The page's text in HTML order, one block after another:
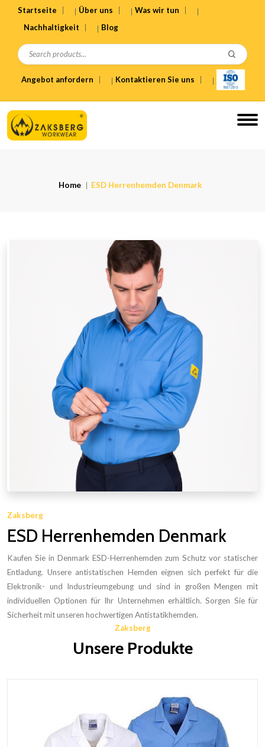
Startseite Über uns
Was wir tun
Nachhaltigkeit
Blog
Angebot anfordern Kontaktieren Sie uns
Home ESD Herrenhemden Denmark
Zaksberg
ESD Herrenhemden Denmark
Kaufen Sie in Denmark ESD-Herrenhemden zum Schutz vor statischer
Entladung. Unsere antistatischen Hemden eignen sich perfekt für die
Elektronik- und Industrieumgebung und sind in großen Mengen mit
individuellen Optionen für Ihr Unternehmen erhältlich. Sorgen Sie für
Sicherheit mit unseren hochwertigen Antistatikhemden.
Zaksberg
Unsere Produkte